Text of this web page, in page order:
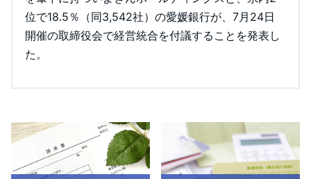
位で18.5％（同3,542社）の愛媛銀行が、7月24日
開催の取締役会で経営統合を付議することを発表し
た。